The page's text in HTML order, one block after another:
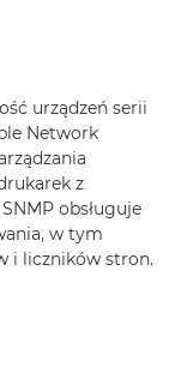
urządzeń serii
Network
z
obsługuje
w tym
i liczników stron.